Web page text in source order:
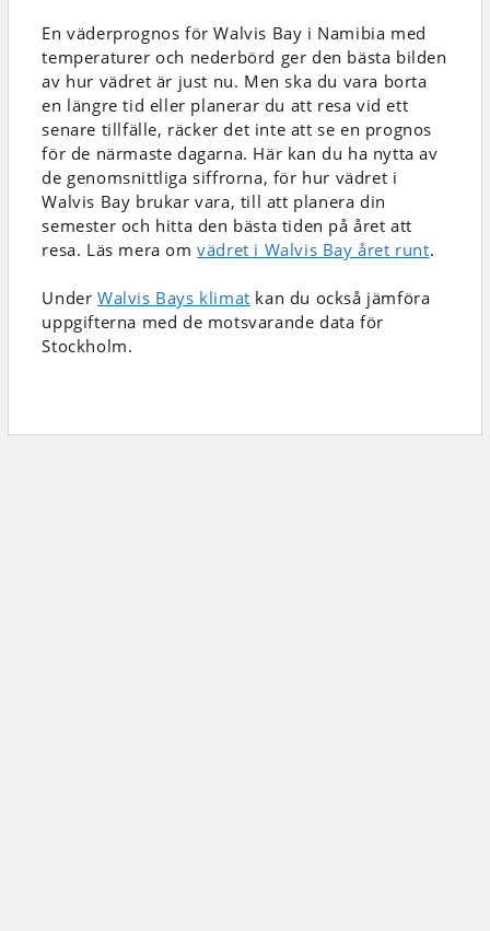
En väderprognos för Walvis Bay i Namibia med
temperaturer och nederbörd ger den bästa bilden
av hur vädret är just nu. Men ska du vara borta
en längre tid eller planerar du att resa vid ett
senare tillfälle, räcker det inte att se en prognos
för de närmaste dagarna. Här kan du ha nytta av
de genomsnittliga siffrorna, för hur vädret i
Walvis Bay brukar vara, till att planera din
semester och hitta den bästa tiden på året att
resa. Läs mera omvädret i Walvis Bay året runt.
Under Walvis Bays klimat kan du också jämföra
uppgifterna med de motsvarande data för
Stockholm.